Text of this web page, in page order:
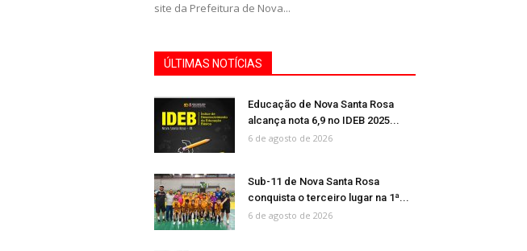
site da Prefeitura de Nova...
ÚLTIMAS NOTÍCIAS
Educação de Nova Santa Rosa
alcança nota 6,9 no IDEB 2025...
6 de agosto de 2026
Sub-11 de Nova Santa Rosa
conquista o terceiro lugar na 1ª...
6 de agosto de 2026